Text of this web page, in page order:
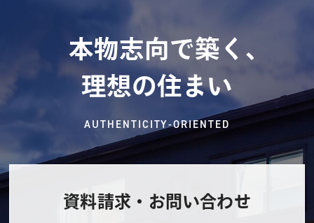
本物志向で築く、
理想の住まい
AUTHENTICITY-ORIENTED
資料請求・お問い合わせ